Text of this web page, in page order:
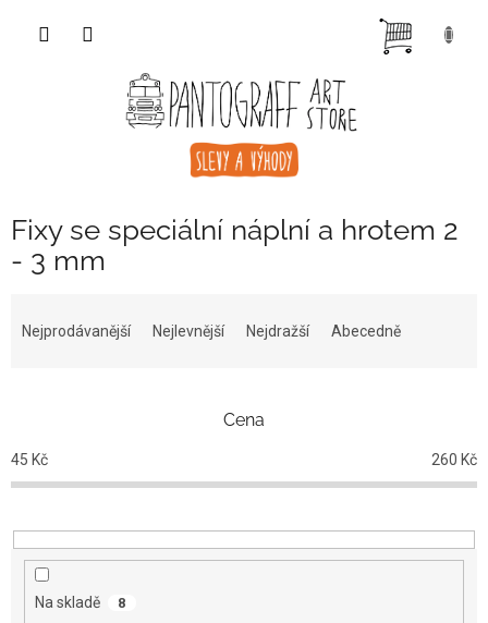
Fixy se speciální náplní a hrotem 2
- 3 mm
p
r
o
u
Nejprodávanější Nejlevnější Nejdražší Abecedně
Cena
45 Kč 260 Kč
Na skladě 8